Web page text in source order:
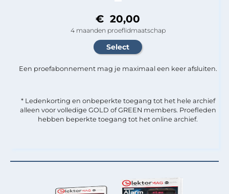
€ 20,00
4 maanden proeflidmaatschap
Een proefabonnement mag je maximaal een keer afsluiten.
* Ledenkorting en onbeperkte toegang tot het hele archief
alleen voor volledige GOLD of GREEN members. Proefleden
hebben beperkte toegang tot het online archief.